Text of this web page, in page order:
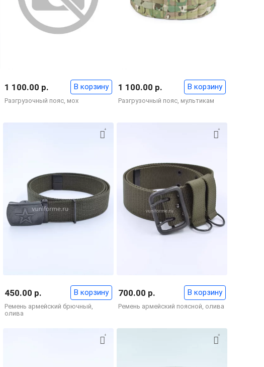
Разгрузочный пояс, мох
1 100.00 р. В корзину
Разгрузочный пояс, мультикам
1 100.00 р. В корзину
Ремень армейский брючный,
олива
450.00 р. В корзину
Ремень армейский поясной, олива
700.00 р. В корзину